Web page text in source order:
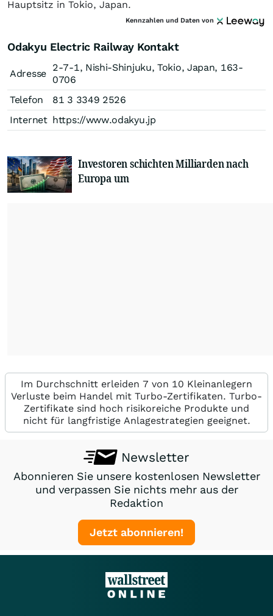
Hauptsitz in Tokio, Japan.
Kennzahlen und Daten von
Odakyu Electric Railway Kontakt
Adresse
2-7-1, Nishi-Shinjuku, Tokio, Japan, 163-
0706
Telefon
81 3 3349 2526
Internet https://www.odakyu.jp
Investoren schichten Milliarden nach
Europa um
Im Durchschnitt erleiden 7 von 10 Kleinanlegern
Verluste beim Handel mit Turbo-Zertifikaten. Turbo-
Zertifikate sind hoch risikoreiche Produkte und
nicht für langfristige Anlagestrategien geeignet.
Newsletter
Abonnieren Sie unsere kostenlosen Newsletter
und verpassen Sie nichts mehr aus der
Redaktion
Jetzt abonnieren!